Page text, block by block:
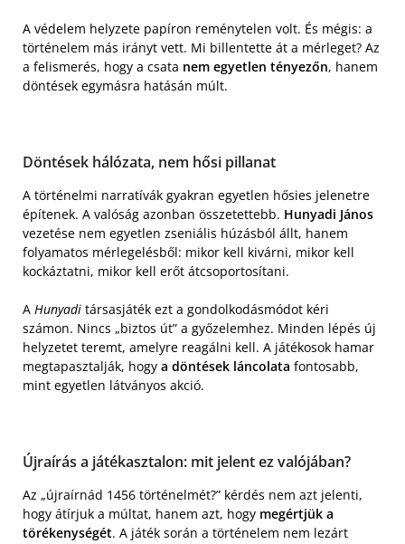
A védelem helyzete papíron reménytelen volt. És mégis: a
történelem más irányt vett. Mi billentette át a mérleget? Az
a felismerés, hogy a csata nem egyetlen tényezőn, hanem
döntések egymásra hatásán múlt.
Döntések hálózata, nem hősi pillanat
A történelmi narratívák gyakran egyetlen hősies jelenetre
építenek. A valóság azonban összetettebb. Hunyadi János
vezetése nem egyetlen zseniális húzásból állt, hanem
folyamatos mérlegelésből: mikor kell kivárni, mikor kell
kockáztatni, mikor kell erőt átcsoportosítani.
A Hunyadi társasjáték ezt a gondolkodásmódot kéri
számon. Nincs „biztos út” a győzelemhez. Minden lépés új
helyzetet teremt, amelyre reagálni kell. A játékosok hamar
megtapasztalják, hogy a döntések láncolata fontosabb,
mint egyetlen látványos akció.
Újraírás a játékasztalon: mit jelent ez valójában?
Az „újraírnád 1456 történelmét?” kérdés nem azt jelenti,
hogy átírjuk a múltat, hanem azt, hogy megértjük a
törékenységét. A játék során a történelem nem lezárt